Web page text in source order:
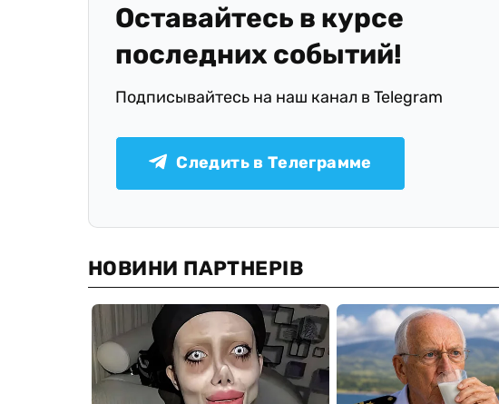
Оставайтесь в курсе
последних событий!
Подписывайтесь на наш канал в Telegram
Следить в Телеграмме